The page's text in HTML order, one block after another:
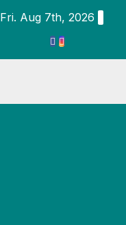
Fri. Aug 7th, 2026